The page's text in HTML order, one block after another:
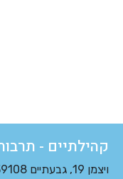
קהילתיים -
ויצמן 19, גבעתיים 5339108